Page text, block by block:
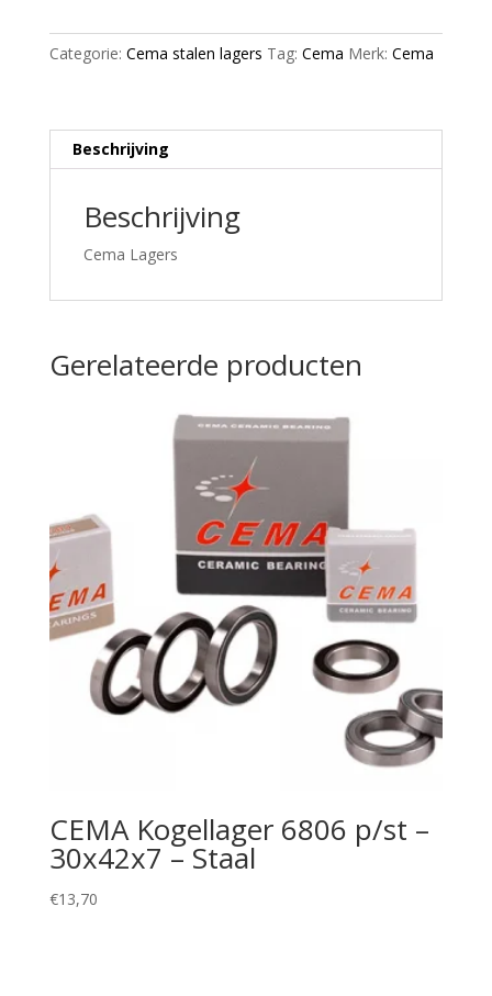
37
x
staal
aantal
Categorie: Cema stalen lagers Tag: Cema Merk: Cema
Beschrijving
Beschrijving
Cema Lagers
Gerelateerde producten
CEMA Kogellager 6806 p/st –
30x42x7 – Staal
€13,70